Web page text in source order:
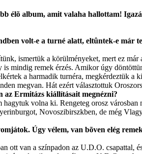
élõ album, amit valaha hallottam!
volt-e a turné alatt, eltûntek-e már
ismertük a körülményeket, mert ez már
is mindig remek érzés. Amikor úgy
a harmadik turnéra, megkérdeztük a
megvan. Hát ezért választottuk
Ermitázs kiállításait megnézni?
volna ki. Rengeteg orosz
Novoszibirszkben, de még
Úgy vélem, van bõven elég
van a színpadon az U.D.O. csapattal,